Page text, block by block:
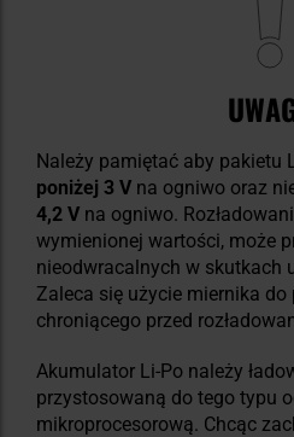
Należy pamiętać aby pakietu
poniżej 3 V na ogniwo oraz
4,2 V na ogniwo.
wymienionej wartości, może
nieodwracalnych w skutkach
Zaleca się użycie miernika
chroniącego przed
Akumulator Li-Po należy
przystosowaną do tego typu
mikroprocesorową. Chcąc